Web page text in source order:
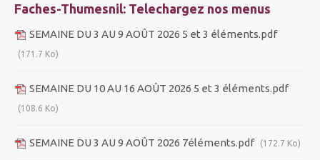
Faches-Thumesnil: Telechargez nos menus
SEMAINE DU 3 AU 9 AOÛT 2026 5 et 3 éléments.pdf
(171.7 Ko)
SEMAINE DU 10 AU 16 AOÛT 2026 5 et 3 éléments.pdf
(108.6 Ko)
SEMAINE DU 3 AU 9 AOÛT 2026 7éléments.pdf (172.7 Ko)